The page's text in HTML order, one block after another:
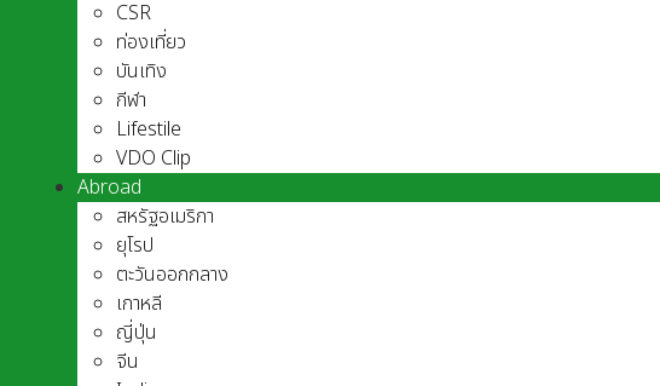
CSR
ท่องเที่ยว
บันเทิง
กีฬา
Lifestile
VDO Clip
Abroad
สหรัฐอเมริกา
ยุโรป
ตะวันออกกลาง
เกาหลี
ญี่ปุ่น
จีน